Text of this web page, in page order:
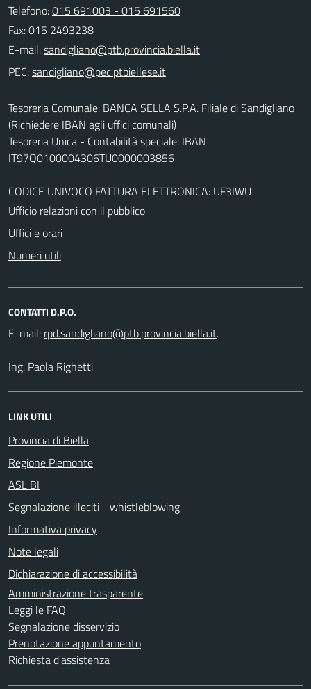
Telefono:015 691003 - 015 691560
Fax: 015 2493238
E-mail:
PEC:
Tesoreria Comunale: BANCA SELLA S.P.A. Filiale di Sandigliano
(Richiedere IBAN agli uffici comunali)
Tesoreria Unica - Contabilità speciale: IBAN
IT97Q0100004306TU0000003856
CODICE UNIVOCO FATTURA ELETTRONICA: UF3IWU
Ufficio relazioni con il pubblico
Uffici e orari
Numeri utili
CONTATTI D.P.O.
E-mail:
.
Ing. Paola Righetti
LINK UTILI
Provincia di Biella
Regione Piemonte
ASL BI
Segnalazione illeciti - whistleblowing
Informativa privacy
Note legali
Dichiarazione di accessibilità
Amministrazione trasparente
Leggi le FAQ
Segnalazione disservizio
Prenotazione appuntamento
Richiesta d'assistenza